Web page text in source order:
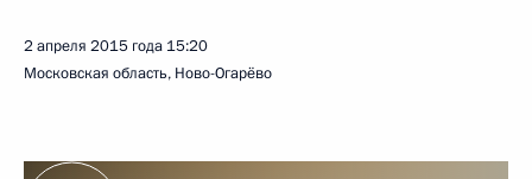
2 апреля 2015 года 15:20
Московская область, Ново-Огарёво